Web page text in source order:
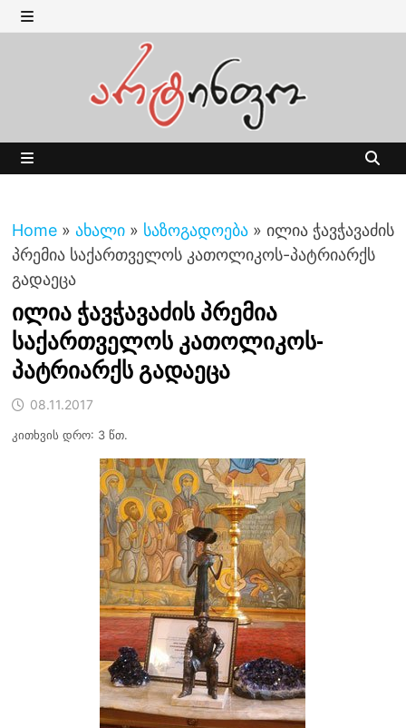
Skip
to MENU
Home » ახალი » საზოგადოება » ილია ჭავჭავაძის
პრემია საქართველოს კათოლიკოს-პატრიარქს
გადაეცა
ილია ჭავჭავაძის პრემია
საქართველოს კათოლიკოს-
პატრიარქს გადაეცა
08.11.2017
კითხვის დრო: 3 წთ.